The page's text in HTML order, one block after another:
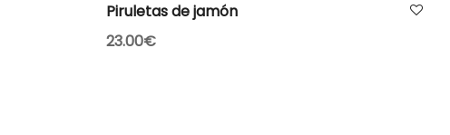
Piruletas de jamón
23.00€